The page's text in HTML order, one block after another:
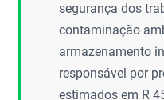
segurança dos
contaminação
armazenamento
responsável por
estimados em R